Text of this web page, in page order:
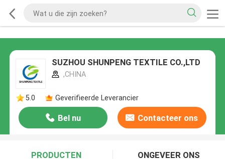
SUZHOU SHUNPENG TEXTILE CO.,LTD
,CHINA
5.0 Geverifieerde Leverancier
Bel nu Contacteer ons
PRODUCTEN ONGEVEER ONS